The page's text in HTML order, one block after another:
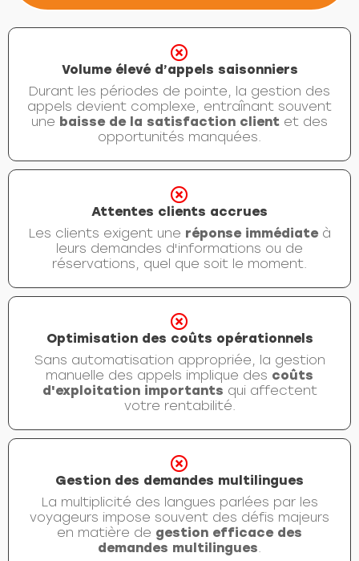
Volume élevé d’appels saisonniers
Durant les périodes de pointe, la gestion des
appels devient complexe, entraînant souvent
une baisse de la satisfaction client et des
opportunités manquées.
Attentes clients accrues
Les clients exigent une réponse immédiateà
leurs demandes d'informations ou de
réservations, quel que soit le moment.
Optimisation des coûts opérationnels
Sans automatisation appropriée, la gestion
manuelle des appels implique des coûts
d'exploitation importants qui affectent
votre rentabilité.
Gestion des demandes multilingues
La multiplicité des langues parlées par les
voyageurs impose souvent des défis majeurs
en matière de gestion efficace des
demandes multilingues.